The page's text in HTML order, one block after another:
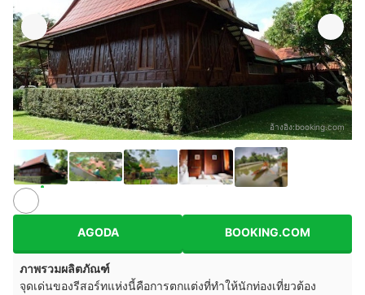
อ้างอิง:booking.com
AGODA BOOKING.COM
ภาพรวมผลิตภัณฑ์
จุดเด่นของรีสอร์ทแห่งนี้คือการตกแต่งที่ทำให้นักท่องเที่ยวต้อง